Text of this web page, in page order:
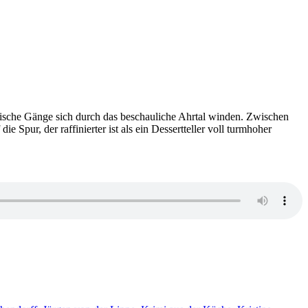
Gänge sich durch das beschauliche Ahrtal winden. Zwischen
Spur, der raffinierter ist als ein Dessertteller voll turmhoher